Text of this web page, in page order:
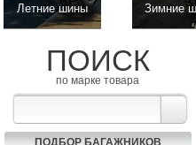
Летние шины Зимние
ПОИСК
по марке товара
ПОДБОР БАГАЖНИКОВ